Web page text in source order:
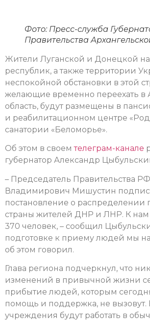
Фото: Пресс-служба
Правительства
Жители Луганской и Донецкой
республик, а также территории
неспокойной обстановки в этой
желающие временно переехать в
область, будут размещены в
и реабилитационном центре
санатории «Беломорье».
Об этом в своемтелеграм-канале
губернатор Александр
– Председатель Правительства
Владимирович Мишустин
постановление о распределении
страны жителей ДНР и ЛНР. К нам
370 человек, – сообщил
подготовке к приему людей мы
об этом говорил.
Глава региона подчеркнул, что
изменений в привычной жизни
прибытие людей, которым
помощь и поддержка, не вызовут.
учреждения будут работать в